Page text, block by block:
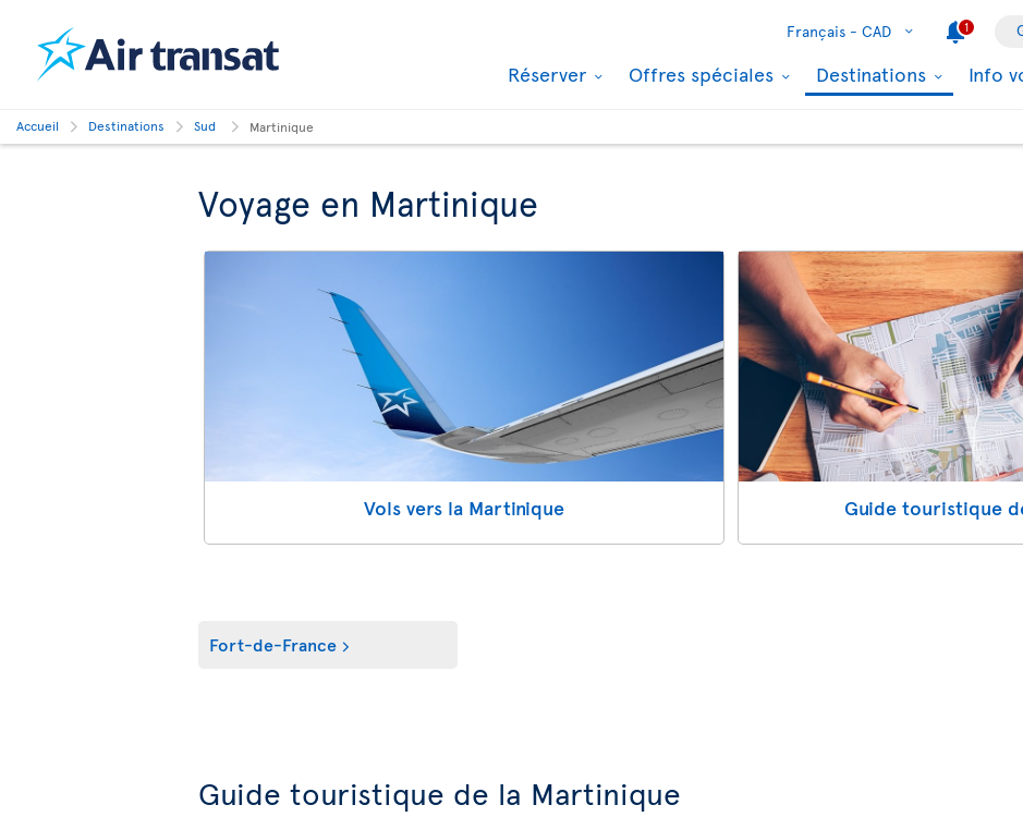
Français - CAD 1
Réserver Offres spéciales Destinations Info
Accueil Destinations Sud Martinique
Voyage en Martinique
Vols vers la Martinique Guide touristique
Fort-de-France
Guide touristique de la Martinique